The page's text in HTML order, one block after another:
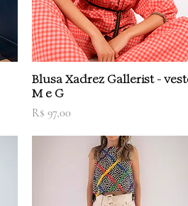
Visualização rápida
Blusa Xadrez Gallerist -
M e G
Preço
R$ 97,00